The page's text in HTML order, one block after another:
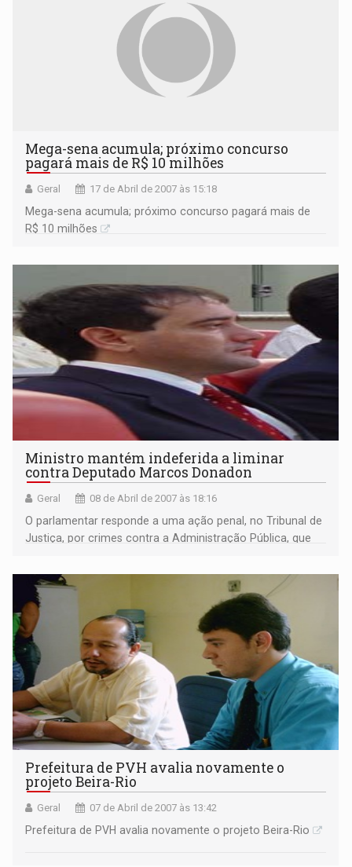
Mega-sena acumula; próximo concurso
pagará mais de R$ 10 milhões
Geral 17 de Abril de 2007 às 15:18
Mega-sena acumula; próximo concurso pagará mais de
R$ 10 milhões
Ministro mantém indeferida a liminar
contra Deputado Marcos Donadon
Geral 08 de Abril de 2007 às 18:16
O parlamentar responde a uma ação penal, no Tribunal de
Justiça, por crimes contra a Administração Pública, que
da Assembléia Legislativa de Rondônia. De acordo com os
processos de acusação, mais de
Prefeitura de PVH avalia novamente o
projeto Beira-Rio
Geral 07 de Abril de 2007 às 13:42
Prefeitura de PVH avalia novamente o projeto Beira-Rio